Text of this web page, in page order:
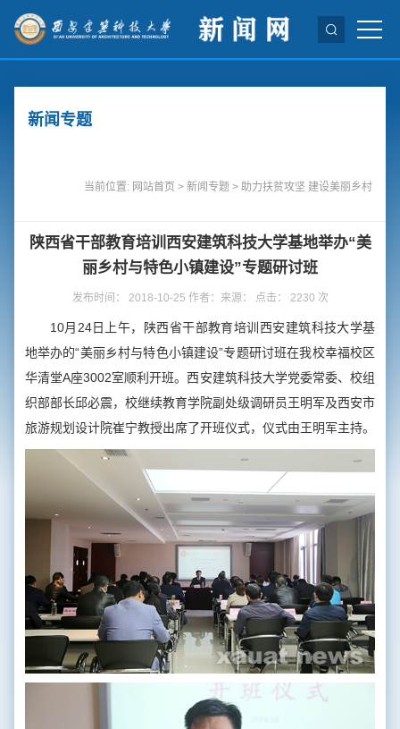
新闻专题
当前位置: 网站首页 >新闻专题 >助力扶贫攻坚 建设美丽乡村
陕西省干部教育培训西安建筑科技大学基地举办“美
丽乡村与特色小镇建设”专题研讨班
发布时间： 2018-10-25 作者：来源： 点击： 2230 次
10月24日上午，陕西省干部教育培训西安建筑科技大学基
地举办的“美丽乡村与特色小镇建设”专题研讨班在我校幸福校区
华清堂A座3002室顺利开班。西安建筑科技大学党委常委、校组
织部部长邱必震，校继续教育学院副处级调研员王明军及西安市
旅游规划设计院崔宁教授出席了开班仪式，仪式由王明军主持。